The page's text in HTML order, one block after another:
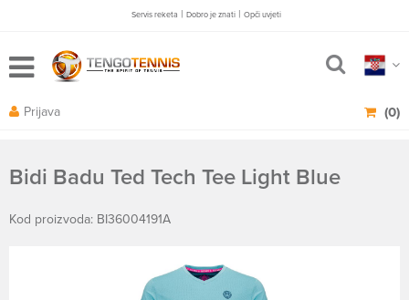
Servis reketa | Dobro je znati | Opči uvjeti
(0)
Prijava
Bidi Badu Ted Tech Tee Light Blue
Kod proizvoda: BI36004191A